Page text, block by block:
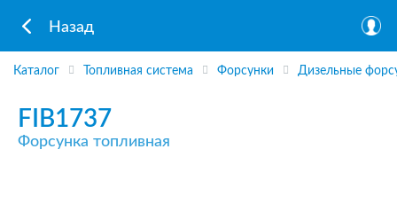
Назад
Каталог Топливная система Форсунки Дизельные
FIB1737
Форсунка топливная